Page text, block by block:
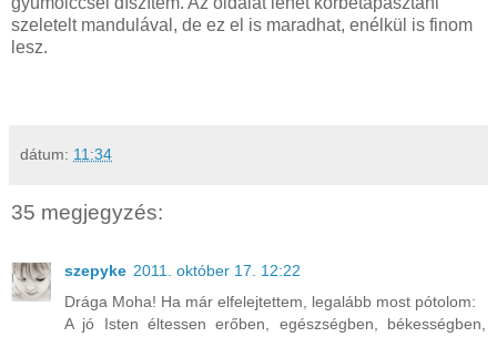
szeletelt mandulával, de ez el is maradhat, enélkül is finom
lesz.
dátum: 11:34
35 megjegyzés:
szepyke 2011. október 17. 12:22
Drága Moha! Ha már elfelejtettem, legalább most pótolom:
A jó Isten éltessen erőben, egészségben, békességben,